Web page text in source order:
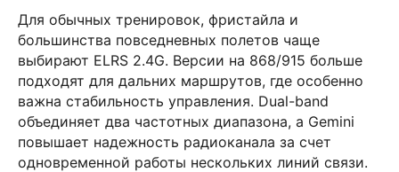
Для обычных тренировок, фристайла и
большинства повседневных полетов чаще
выбирают ELRS 2.4G. Версии на 868/915 больше
подходят для дальних маршрутов, где особенно
важна стабильность управления. Dual-band
объединяет два частотных диапазона, а Gemini
повышает надежность радиоканала за счет
одновременной работы нескольких линий связи.